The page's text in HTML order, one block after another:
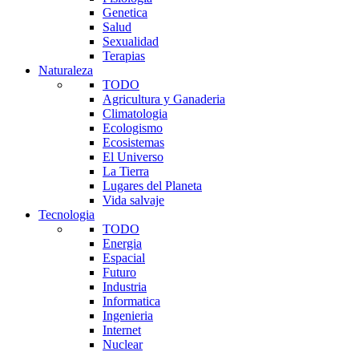
Genetica
Salud
Sexualidad
Terapias
Naturaleza
TODO
Agricultura y Ganaderia
Climatologia
Ecologismo
Ecosistemas
El Universo
La Tierra
Lugares del Planeta
Vida salvaje
Tecnologia
TODO
Energia
Espacial
Futuro
Industria
Informatica
Ingenieria
Internet
Nuclear